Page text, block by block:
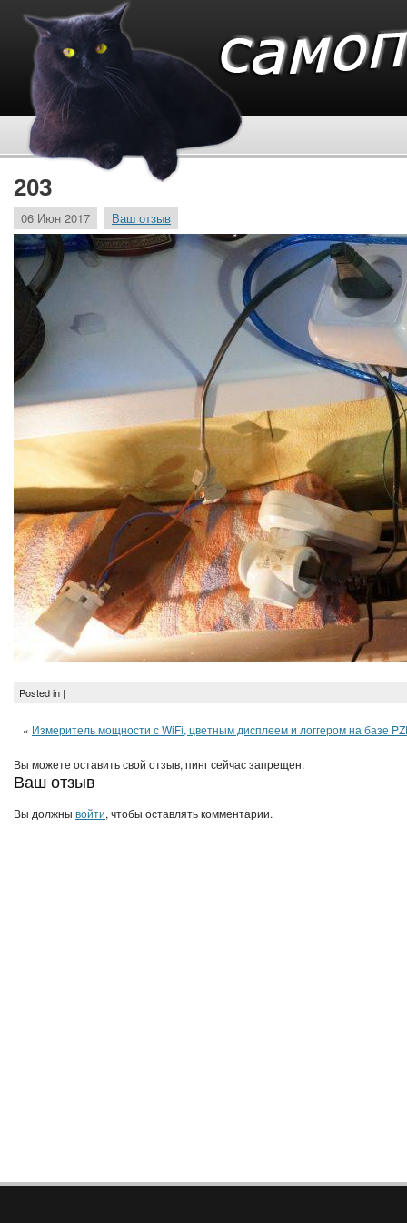
203
06 Июн 2017 Ваш отзыв
Posted in |
« Измеритель мощности с WiFi, цветным дисплеем и логгером на базе
Вы можете оставить свой отзыв, пинг сейчас запрещен.
Ваш отзыв
Вы должны войти, чтобы оставлять комментарии.